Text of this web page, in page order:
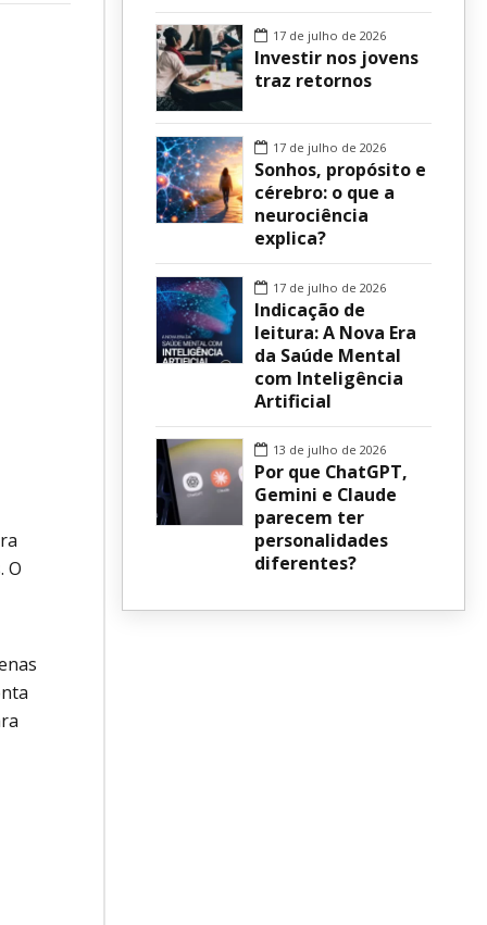
O
17 de julho de 2026
Investir nos jovens
traz retornos
17 de julho de 2026
Sonhos, propósito e
cérebro: o que a
neurociência
explica?
17 de julho de 2026
Indicação de
leitura: A Nova Era
da Saúde Mental
com Inteligência
Artificial
13 de julho de 2026
Por que ChatGPT,
Gemini e Claude
parecem ter
personalidades
diferentes?